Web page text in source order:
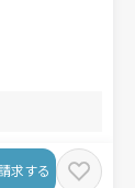
求する